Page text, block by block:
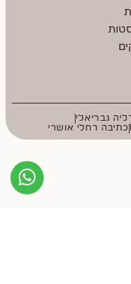
גבריאלי
כתיבה רחלי אושרי